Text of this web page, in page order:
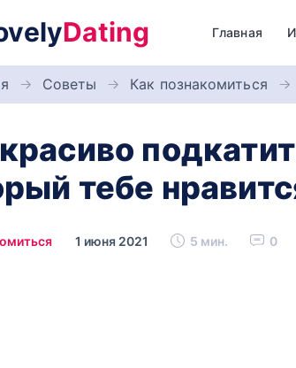
Dating Главная
Советы Как познакомиться
тебе
1 июня 2021 5 мин. 0